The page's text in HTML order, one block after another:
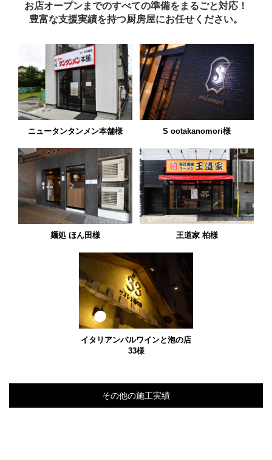
お店オープンまでのすべての準備をまるごと対応！
豊富な支援実績を持つ厨房屋にお任せください。
ニュータンタンメン本舗様 S ootakanomori様
麺処 ほん田様 王道家 柏様
イタリアンバルワインと泡の店
33様
その他の施工実績